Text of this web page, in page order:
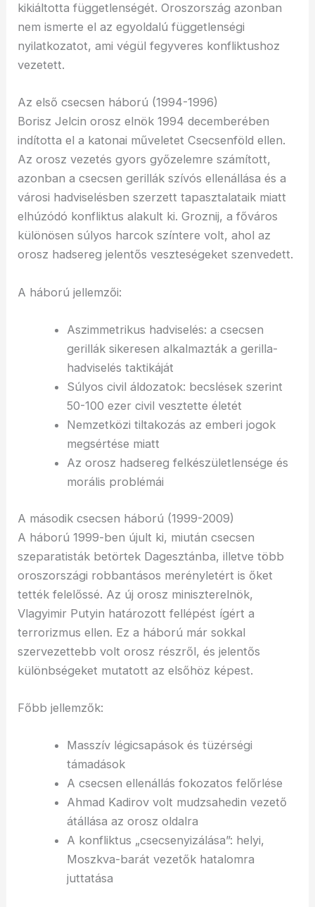
kikiáltotta függetlenségét. Oroszország azonban
nem ismerte el az egyoldalú függetlenségi
nyilatkozatot, ami végül fegyveres konfliktushoz
vezetett.
Az első csecsen háború (1994-1996)
Borisz Jelcin orosz elnök 1994 decemberében
indította el a katonai műveletet Csecsenföld ellen.
Az orosz vezetés gyors győzelemre számított,
azonban a csecsen gerillák szívós ellenállása és a
városi hadviselésben szerzett tapasztalataik miatt
elhúzódó konfliktus alakult ki. Groznij, a főváros
különösen súlyos harcok színtere volt, ahol az
orosz hadsereg jelentős veszteségeket szenvedett.
A háború jellemzői:
Aszimmetrikus hadviselés: a csecsen
gerillák sikeresen alkalmazták a gerilla-
hadviselés taktikáját
Súlyos civil áldozatok: becslések szerint
50-100 ezer civil vesztette életét
Nemzetközi tiltakozás az emberi jogok
megsértése miatt
Az orosz hadsereg felkészületlensége és
morális problémái
A második csecsen háború (1999-2009)
A háború 1999-ben újult ki, miután csecsen
szeparatisták betörtek Dagesztánba, illetve több
oroszországi robbantásos merényletért is őket
tették felelőssé. Az új orosz miniszterelnök,
Vlagyimir Putyin határozott fellépést ígért a
terrorizmus ellen. Ez a háború már sokkal
szervezettebb volt orosz részről, és jelentős
különbségeket mutatott az elsőhöz képest.
Főbb jellemzők:
Masszív légicsapások és tüzérségi
támadások
A csecsen ellenállás fokozatos felőrlése
Ahmad Kadirov volt mudzsahedin vezető
átállása az orosz oldalra
A konfliktus „csecsenyizálása”: helyi,
Moszkva-barát vezetők hatalomra
juttatása